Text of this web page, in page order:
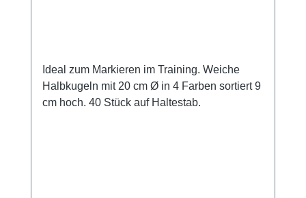
Ideal zum Markieren im Training. Weiche
Halbkugeln mit 20 cm Ø in 4 Farben sortiert 9
cm hoch. 40 Stück auf Haltestab.